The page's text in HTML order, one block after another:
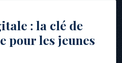
: la clé de
pour les jeunes